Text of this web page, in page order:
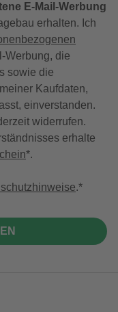
E-Mail-Werbung
erhalten. Ich
Werbung, die
sowie die
Kaufdaten,
einverstanden.
widerrufen.
erhalte
*.
.